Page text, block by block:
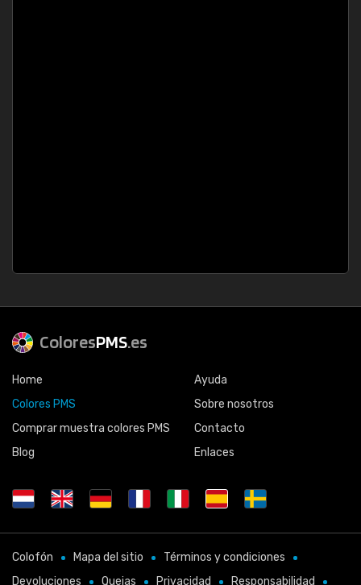
ColoresPMS.es
Home
Colores PMS
Comprar muestra colores PMS
Blog
Ayuda
Sobre nosotros
Contacto
Enlaces
Colofón Mapa del sitio
Términos y condiciones
Devoluciones
Quejas Privacidad Responsabilidad